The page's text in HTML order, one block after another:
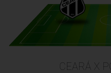
CEARÁ X